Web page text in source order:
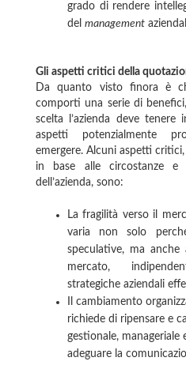
grado di rendere
del management
Gli aspetti critici della
Da quanto visto finora è
comporti una serie di
scelta l’azienda deve tenere
aspetti potenzialmente
emergere. Alcuni aspetti
in base alle circostanze e
dell’azienda, sono:
La fragilità verso il
varia non solo
speculative, ma anche
mercato,
strategiche aziendali
Il cambiamento
richiede di ripensare e
gestionale, manageriale
adeguare la